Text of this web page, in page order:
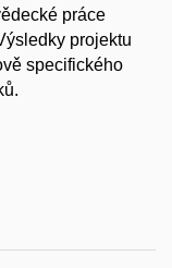
práce
projektu
specifického